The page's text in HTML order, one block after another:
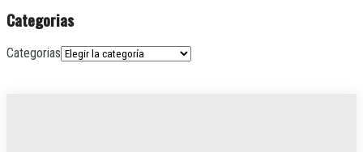
Categorias
Categorias